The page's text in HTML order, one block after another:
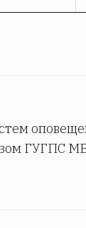
ГУГПС